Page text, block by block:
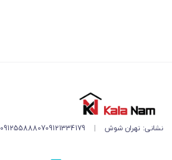
نشانی: تهران شوش |
09121334179
09125588807